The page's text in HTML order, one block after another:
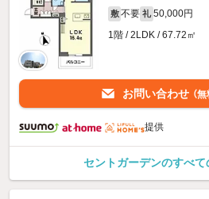
敷 不要 礼 50,000円
1階 / 2LDK / 67.72㎡
お問い合わせ （無
提供
セントガーデンのすべて